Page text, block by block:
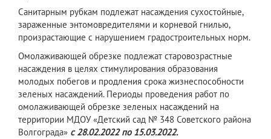
Санитарным рубкам подлежат насаждения сухостойные,
зараженные энтомовредителями и корневой гнилью,
произрастающие с нарушением градостроительных норм.
Омолаживающей обрезке подлежат старовозрастные
насаждения в целях стимулирования образования
молодых побегов и продления срока жизнеспособности
зеленых насаждений. Периоды проведения работ по
омолаживающей обрезке зеленых насаждений на
территории МДОУ «Детский сад № 348 Советского района
Волгограда» с28.02.2022по 15.03.2022.